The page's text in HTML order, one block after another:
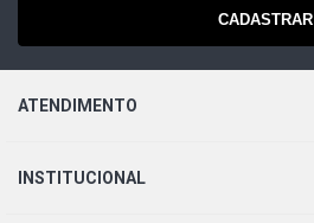
CADASTRAR
ATENDIMENTO
INSTITUCIONAL